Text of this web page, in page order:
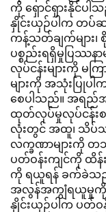
ကို ရှောင်ရှားနိုင်ပ
နှိုင်းယှဉ်ပါက တ
ကန့်သတ်ချက်များ
ပစ္စည်းရရှိမှုပြဿနာ
လုပ်ငန်းများကို မက
များကို အသုံးပြုပ
စေပါသည်။ အရည်
ထုတ်လုပ်မှုလုပ်ငန်းစ
လုံးတွင် အထူ၊ သိပ်သ
လက္ခဏာများကို
ပတ်ဝန်းကျင်ကို ထိန်
ကို ရယူရန် ခက်ခဲသည့်
အလွန်အကျွံရယူမှုကို
နှိုင်းယှဉ်ပါက ပတ်ဝ